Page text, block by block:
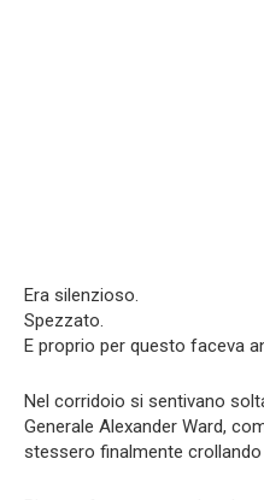
Era silenzioso.
Spezzato.
E proprio per questo faceva
Nel corridoio si sentivano
Generale Alexander Ward,
stessero finalmente